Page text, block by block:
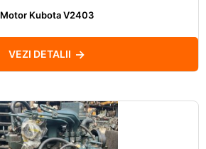
Motor Kubota V2403
VEZI DETALII